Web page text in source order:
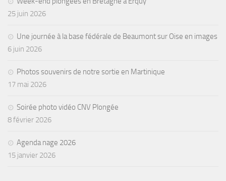
25 juin 2026
Une journée à la base fédérale de Beaumont sur Oise en images
6 juin 2026
Photos souvenirs de notre sortie en Martinique
17 mai 2026
Soirée photo vidéo CNV Plongée
8 février 2026
Agenda nage 2026
15 janvier 2026